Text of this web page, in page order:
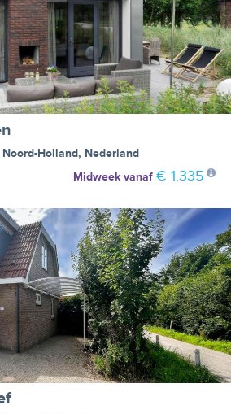
Noord-Holland, Nederland
Midweekvanaf € 1.335